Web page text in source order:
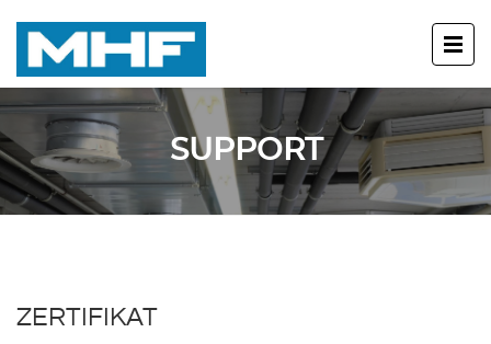
SUPPORT
ZERTIFIKAT